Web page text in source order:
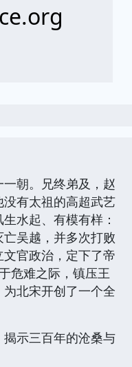
朝。兄终弟及，赵
有太祖的高超武艺
水起、有模有样：
吴越，并多次打败
官政治，定下了帝
危难之际，镇压王
北宋开创了一个全
示三百年的沧桑与